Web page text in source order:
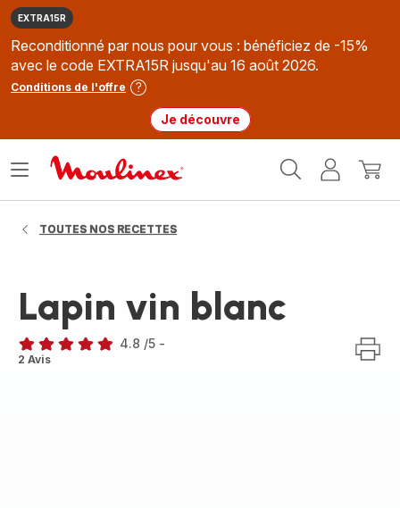
EXTRA15R
Reconditionné par nous pour vous : bénéficiez de -15%
avec le code EXTRA15R jusqu'au 16 août 2026.
Conditions de l'offre
Je découvre
MonMon
Ouvrir
TOUTES NOS RECETTES
Lapin vin blanc
ratings.4.8
4.8 /5 -
2 Avis